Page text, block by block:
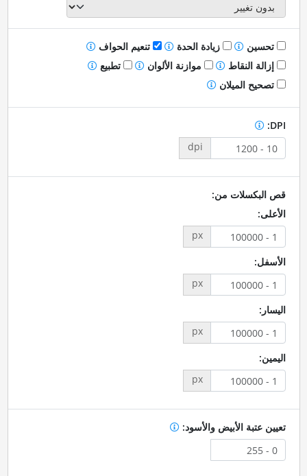
تحسين زيادة الحدة
تنعيم الحواف
إزالة النقاط
موازنة الألوان
تطبيع
تصحيح الميلان
DPI:
dpi
قص البكسلات من:
الأعلى:
px
الأسفل:
px
اليسار:
px
اليمين:
px
تعيين عتبة الأبيض والأسود: